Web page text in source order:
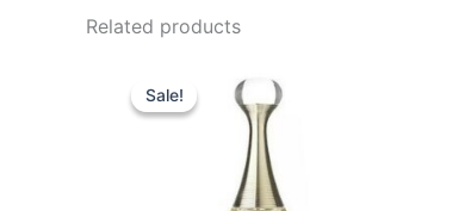
Related products
Sale!
Sale!
price
was:
925,00 kr..
price
is: